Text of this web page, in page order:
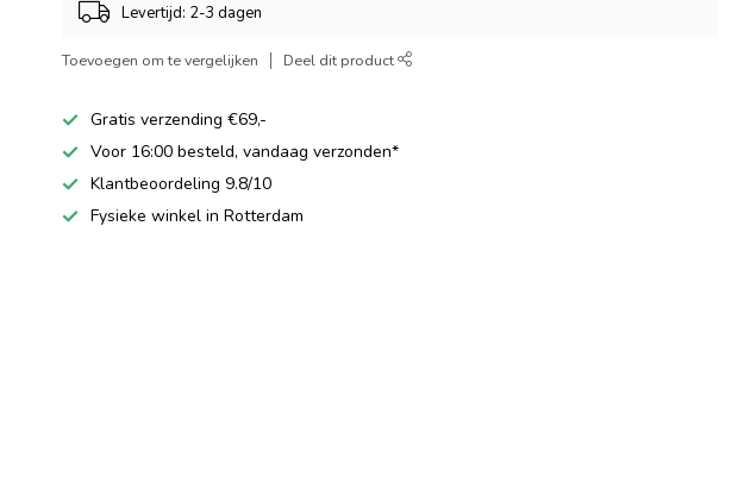
Levertijd: 2-3 dagen
Toevoegen om te vergelijken Deel dit product
Gratis verzending €69,-
Voor 16:00 besteld, vandaag verzonden*
Klantbeoordeling 9.8/10
Fysieke winkel in Rotterdam